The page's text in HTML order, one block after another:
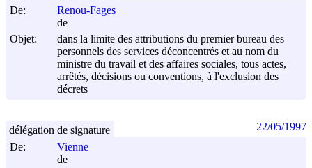
De:
Renou-Fages
de
Objet:
dans la limite des attributions du premier bureau des
personnels des services déconcentrés et au nom du
ministre du travail et des affaires sociales, tous actes,
arrêtés, décisions ou conventions, à l'exclusion des
décrets
De:
Vienne
de
délégation de signature 22/05/1997